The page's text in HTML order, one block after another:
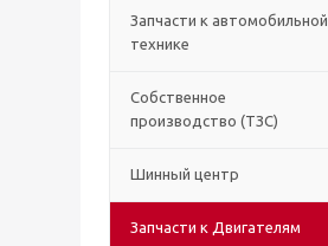
Запчасти к автомобильной
технике
Собственное
производство (ТЗС)
Шинный центр
Запчасти к Двигателям